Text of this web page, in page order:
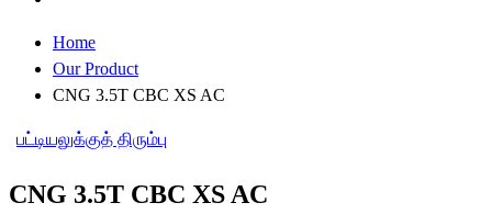
Home
Our Product
CNG 3.5T CBC XS AC
பட்டியலுக்குத் திரும்பு
CNG 3.5T CBC XS AC